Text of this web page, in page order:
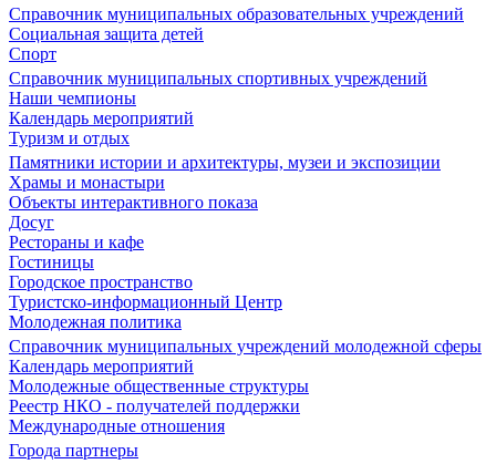
Справочник муниципальных образовательных учреждений
Социальная защита детей
Спорт
Справочник муниципальных спортивных учреждений
Наши чемпионы
Календарь мероприятий
Туризм и отдых
Памятники истории и архитектуры, музеи и экспозиции
Храмы и монастыри
Объекты интерактивного показа
Досуг
Рестораны и кафе
Гостиницы
Городское пространство
Туристско-информационный Центр
Молодежная политика
Справочник муниципальных учреждений молодежной сферы
Календарь мероприятий
Молодежные общественные структуры
Реестр НКО - получателей поддержки
Международные отношения
Города партнеры